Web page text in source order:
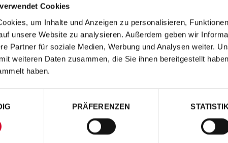
Cookies
um Inhalte und Anzeigen zu personalisieren,
unsere Website zu analysieren. Außerdem geben wir
Partner für soziale Medien, Werbung und Analysen weiter.
weiteren Daten zusammen, die Sie ihnen bereitgestellt
haben.
PRÄFERENZEN